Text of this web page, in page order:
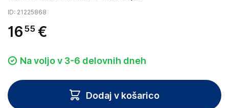
ID: 21225868
16 55 €
Na voljo v 3-6 delovnih dneh
Dodaj v košarico